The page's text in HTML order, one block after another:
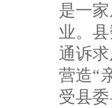
是一
业。
通诉
营造“
受县